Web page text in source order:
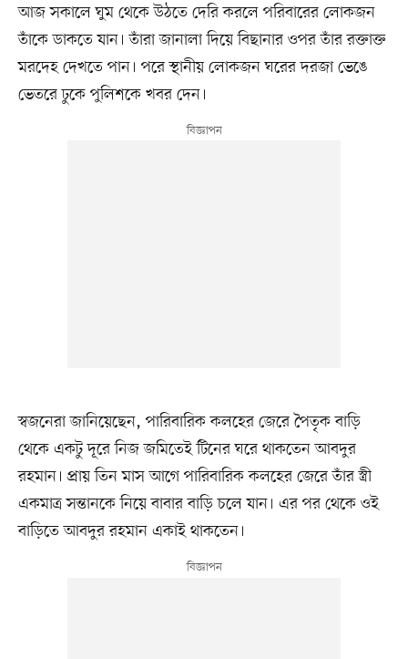
আজ সকালে ঘুম থেকে উঠতে দেরি করলে পরিবারের লোকজন
তাঁকে ডাকতে যান। তাঁরা জানালা দিয়ে বিছানার ওপর তাঁর রক্তাক্ত
মরদেহ দেখতে পান। পরে স্থানীয় লোকজন ঘরের দরজা ভেঙে
ভেতরে ঢুকে পুলিশকে খবর দেন।
স্বজনেরা জানিয়েছেন, পারিবারিক কলহের জেরে পৈতৃক বাড়ি
থেকে একটু দূরে নিজ জমিতেই টিনের ঘরে থাকতেন আবদুর
রহমান। প্রায় তিন মাস আগে পারিবারিক কলহের জেরে তাঁর স্ত্রী
একমাত্র সন্তানকে নিয়ে বাবার বাড়ি চলে যান। এর পর থেকে ওই
বাড়িতে আবদুর রহমান একাই থাকতেন।